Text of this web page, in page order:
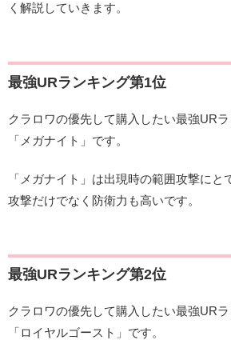
く解説していきます。
最強URランキング第1位
クラロワの優先して購入したい最強URラ
「メガナイト」です。
「メガナイト」は出現時の範囲攻撃にと
攻撃だけでなく防衛力も高いです。
最強URランキング第2位
クラロワの優先して購入したい最強URラ
「ロイヤルゴースト」です。